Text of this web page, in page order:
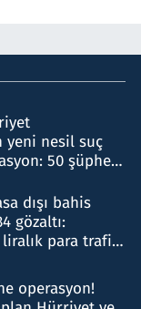
yeni nesil suç
50 şüpheli
dışı bahis
gözaltı:
liralık para trafiği
operasyon!